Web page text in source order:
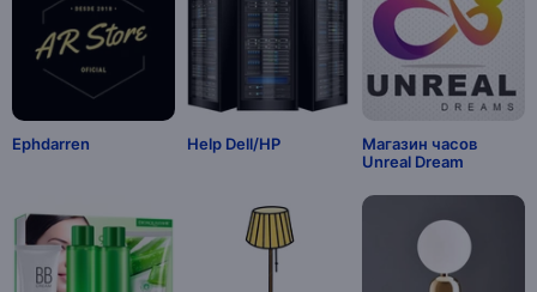
Ephdarren Help Dell/HP
Магазин часов
Unreal Dream